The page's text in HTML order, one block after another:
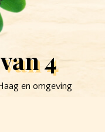
4
en omgeving